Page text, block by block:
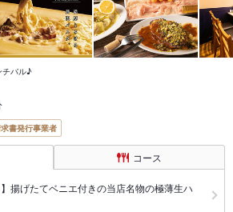
チバル♪
書発行事業者
コース
揚げたてベニエ付きの当店名物の極薄生ハ